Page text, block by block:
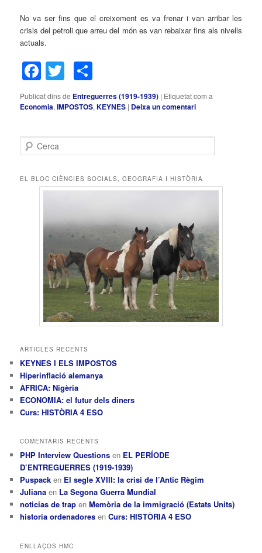
No va ser fins que el creixement es va frenar i van arribar les
crisis del petroli que arreu del món es van rebaixar fins als nivells
actuals.
Facebook
Twitter
Publicat dins de Entreguerres (1919-1939) | Etiquetat com a
Economia,IMPOSTOS,KEYNES | Deixa un comentari
e
c
EL BLOC CIÈNCIES SOCIALS, GEOGRAFIA I HISTÒRIA
ARTICLES RECENTS
KEYNES I ELS IMPOSTOS
Hiperinflació alemanya
ÀFRICA: Nigèria
ECONOMIA: el futur dels diners
Curs: HISTÒRIA 4 ESO
COMENTARIS RECENTS
PHP Interview Questions en EL PERÍODE
D’ENTREGUERRES (1919-1939)
Puspack en El segle XVIII: la crisi de l’Antic Règim
Juliana en La Segona Guerra Mundial
noticias de trap enMemòria de la immigració (Estats Units)
historia ordenadores enCurs: HISTÒRIA 4 ESO
ENLLAÇOS HMC